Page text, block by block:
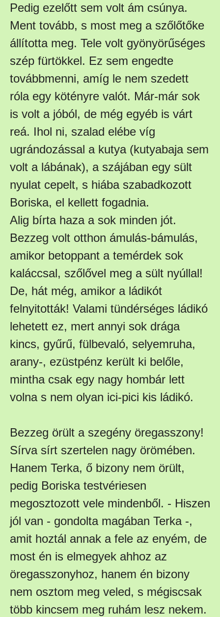
Pedig ezelőtt sem volt ám csúnya.
Ment tovább, s most meg a szőlőtőke
állította meg. Tele volt gyönyörűséges
szép fürtökkel. Ez sem engedte
továbbmenni, amíg le nem szedett
róla egy kötényre valót. Már-már sok
is volt a jóból, de még egyéb is várt
reá. Ihol ni, szalad elébe víg
ugrándozással a kutya (kutyabaja sem
volt a lábának), a szájában egy sült
nyulat cepelt, s hiába szabadkozott
Boriska, el kellett fogadnia.
Alig bírta haza a sok minden jót.
Bezzeg volt otthon ámulás-bámulás,
amikor betoppant a temérdek sok
kaláccsal, szőlővel meg a sült nyúllal!
De, hát még, amikor a ládikót
felnyitották! Valami tündérséges ládikó
lehetett ez, mert annyi sok drága
kincs, gyűrű, fülbevaló, selyemruha,
arany-, ezüstpénz került ki belőle,
mintha csak egy nagy hombár lett
volna s nem olyan ici-pici kis ládikó.
Bezzeg örült a szegény öregasszony!
Sírva sírt szertelen nagy örömében.
Hanem Terka, ő bizony nem örült,
pedig Boriska testvériesen
megosztozott vele mindenből. - Hiszen
jól van - gondolta magában Terka -,
amit hoztál annak a fele az enyém, de
most én is elmegyek ahhoz az
öregasszonyhoz, hanem én bizony
nem osztom meg veled, s mégiscsak
több kincsem meg ruhám lesz nekem.